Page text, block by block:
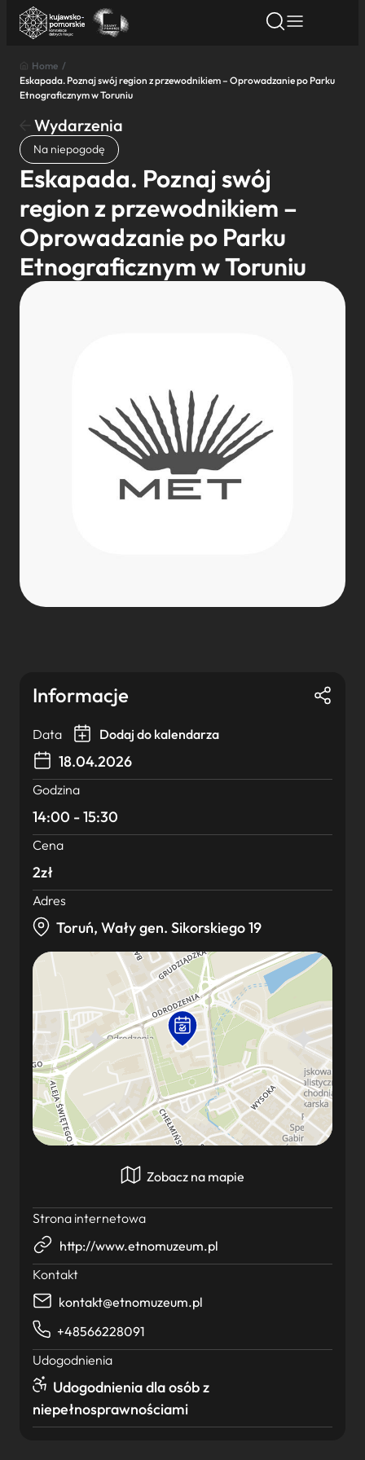
Znajdź atrakcję Znajdź artykuł Znajdź
Znajdź atrakcję
Nazwa atrakcji
Miasto
Kategoria
Home /
Eskapada. Poznaj swój region z przewodnikiem – Oprowadzanie po Parku
Etnograficznym w Toruniu
Wydarzenia
Na niepogodę
Eskapada. Poznaj swój
region z przewodnikiem –
Oprowadzanie po Parku
Etnograficznym w Toruniu
Informacje
Data Dodaj do kalendarza
18.04.2026
Godzina
14:00 - 15:30
Cena
2zł
Adres
Toruń, Wały gen. Sikorskiego 19
Zobacz na mapie
Strona internetowa
http://www.etnomuzeum.pl
Kontakt
kontakt@etnomuzeum.pl
+48566228091
Udogodnienia
Udogodnienia dla osób z
niepełnosprawnościami